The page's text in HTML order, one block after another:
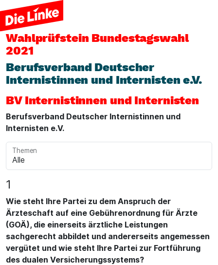
Wahlprüfstein Bundestagswahl
2021
Berufsverband Deutscher
Internistinnen und Internisten e.V.
BV Internistinnen und Internisten
Berufsverband Deutscher Internistinnen und
Internisten e.V.
Themen
1
Wie steht Ihre Partei zu dem Anspruch der
Ärzteschaft auf eine Gebührenordnung für Ärzte
(GOÄ), die einerseits ärztliche Leistungen
sachgerecht abbildet und andererseits angemessen
vergütet und wie steht Ihre Partei zur Fortführung
des dualen Versicherungssystems?